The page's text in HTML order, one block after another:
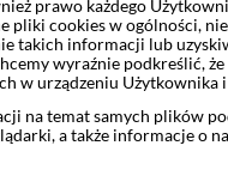
akcji w ramach
dokumentami:
prawo każdego
pliki cookies w ogólności,
takich informacji lub
wyraźnie podkreślić,
w urządzeniu
na temat samych plików
a także informacje o